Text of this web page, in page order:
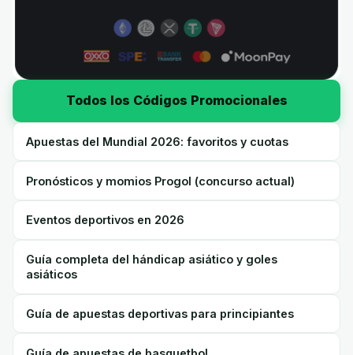
Todos los Códigos Promocionales
Apuestas del Mundial 2026: favoritos y cuotas
Pronósticos y momios Progol (concurso actual)
Eventos deportivos en 2026
Guía completa del hándicap asiático y goles
asiáticos
Guía de apuestas deportivas para principiantes